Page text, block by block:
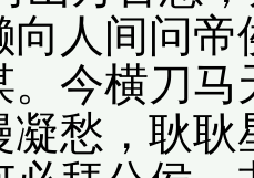
向人间问
。今横刀
凝愁，耿